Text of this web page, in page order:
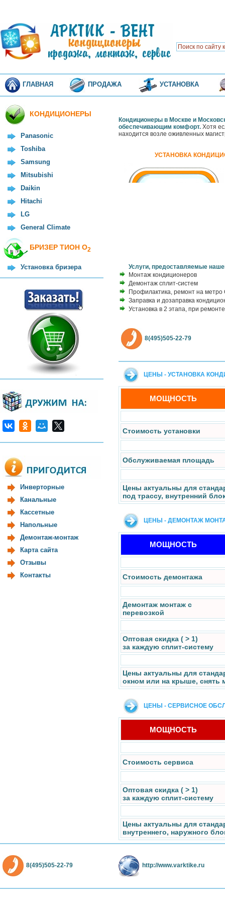
ГЛАВНАЯ ПРОДАЖА УСТАНОВКА
КОНДИЦИОНЕРЫ
Panasonic
Toshiba
Samsung
Mitsubishi
Daikin
Hitachi
LG
General Climate
БРИЗЕР ТИОН О2
Установка бризера
Инверторные
Канальные
Кассетные
Напольные
Демонтаж-монтаж
Карта сайта
Отзывы
Контакты
Кондиционеры в Москве и
обеспечивающим комфорт. Хотя
находится возле оживленных
УСТАНОВКА
Услуги, предоставляемые
Монтаж кондиционеров
Демонтаж сплит-систем
Профилактика, ремонт на метро
Заправка и дозаправка
Установка в 2 этапа, при ремонте
8(495)505-22-79
ЦЕНЫ - УСТАНОВКА
МОЩНОСТЬ
Стоимость установки
Обслуживаемая площадь
Цены актуальны для
под трассу, внутренний
ЦЕНЫ - ДЕМОНТАЖ
МОЩНОСТЬ
Стоимость демонтажа
Демонтаж монтаж с
перевозкой
Оптовая скидка ( > 1)
за каждую сплит-систему
Цены актуальны для
окном или на крыше, снять
ЦЕНЫ - СЕРВИСНОЕ
МОЩНОСТЬ
Стоимость сервиса
Оптовая скидка ( > 1)
за каждую сплит-систему
Цены актуальны для
внутреннего, наружного
8(495)505-22-79 http://www.varktike.ru